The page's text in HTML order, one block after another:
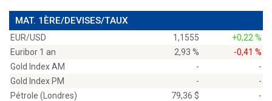
MAT. 1ÈRE/DEVISES/TAUX
EUR/USD 1,1555
+0,22 %
Euribor 1 an
2,93 %
-0,41 %
Gold Index AM
-
-
Gold Index PM
-
-
Pétrole (Londres)
79,36 $ -